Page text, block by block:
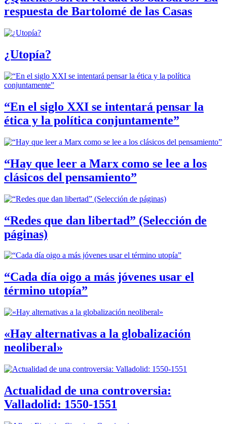
respuesta de Bartolomé de las Casas
¿Utopía?
“En el siglo XXI se intentará pensar la
ética y la política conjuntamente”
“Hay que leer a Marx como se lee a los
clásicos del pensamiento”
“Redes que dan libertad” (Selección de
páginas)
“Cada día oigo a más jóvenes usar el
término utopía”
«Hay alternativas a la globalización
neoliberal»
Actualidad de una controversia:
Valladolid: 1550-1551